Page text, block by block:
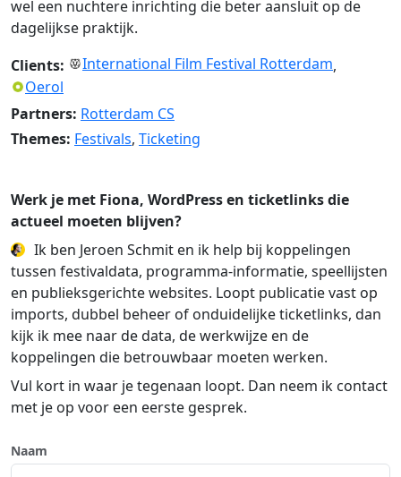
wel een nuchtere inrichting die beter aansluit op de
dagelijkse praktijk.
Clients:
International Film Festival Rotterdam,
Oerol
Partners: Rotterdam CS
Themes: Festivals, Ticketing
Werk je met Fiona, WordPress en ticketlinks die
actueel moeten blijven?
Ik ben Jeroen Schmit en ik help bij koppelingen
tussen festivaldata, programma-informatie, speellijsten
en publieksgerichte websites. Loopt publicatie vast op
imports, dubbel beheer of onduidelijke ticketlinks, dan
kijk ik mee naar de data, de werkwijze en de
koppelingen die betrouwbaar moeten werken.
Vul kort in waar je tegenaan loopt. Dan neem ik contact
met je op voor een eerste gesprek.
Naam